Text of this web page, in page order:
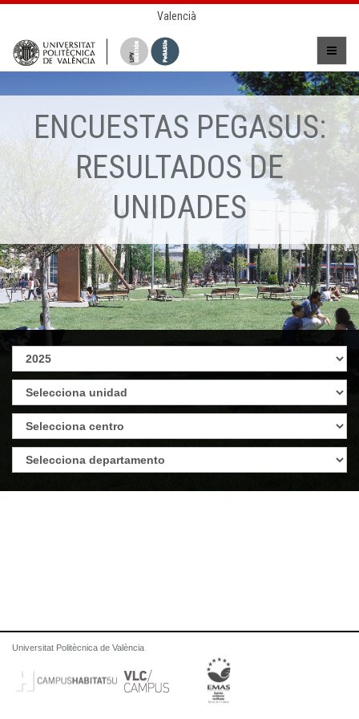
Valencià
ENCUESTAS PEGASUS:
RESULTADOS DE
UNIDADES
Universitat Politècnica de València